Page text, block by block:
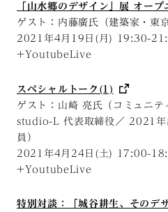
「山水郷のデザイン」展 オープ
ゲスト：内藤廣氏（建築家・東
2021年4月19日(月) 19:30-
+YoutubeLive
スペシャルトーク(1)
ゲスト：山崎 亮氏（コミュニテ
studio-L 代表取締役／ 2021年
員）
2021年4月24日(土) 17:00-
+YoutubeLive
特別対談：「城谷耕生、そのデ